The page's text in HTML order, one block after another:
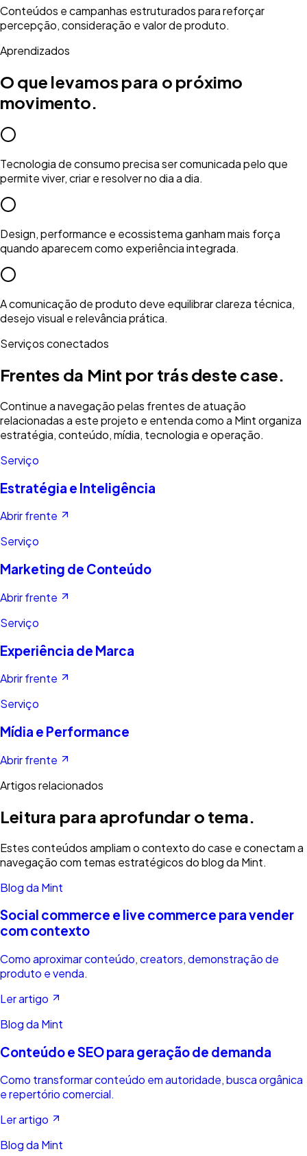
Conteúdos e campanhas estruturados para reforçar
percepção, consideração e valor de produto.
Aprendizados
O que levamos para o próximo
movimento.
Tecnologia de consumo precisa ser comunicada pelo que
permite viver, criar e resolver no dia a dia.
Design, performance e ecossistema ganham mais força
quando aparecem como experiência integrada.
A comunicação de produto deve equilibrar clareza técnica,
desejo visual e relevância prática.
Serviços conectados
Frentes da Mint por trás deste case.
Continue a navegação pelas frentes de atuação
relacionadas a este projeto e entenda como a Mint organiza
estratégia, conteúdo, mídia, tecnologia e operação.
Serviço
Estratégia e Inteligência
Abrir frente
Serviço
Marketing de Conteúdo
Abrir frente
Serviço
Experiência de Marca
Abrir frente
Serviço
Mídia e Performance
Abrir frente
Artigos relacionados
Leitura para aprofundar o tema.
Estes conteúdos ampliam o contexto do case e conectam a
navegação com temas estratégicos do blog da Mint.
Blog da Mint
Social commerce e live commerce para vender
com contexto
Como aproximar conteúdo, creators, demonstração de
produto e venda.
Ler artigo
Blog da Mint
Conteúdo e SEO para geração de demanda
Como transformar conteúdo em autoridade, busca orgânica
e repertório comercial.
Ler artigo
Blog da Mint